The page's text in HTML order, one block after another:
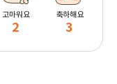
고마워요
2
축하해요
3